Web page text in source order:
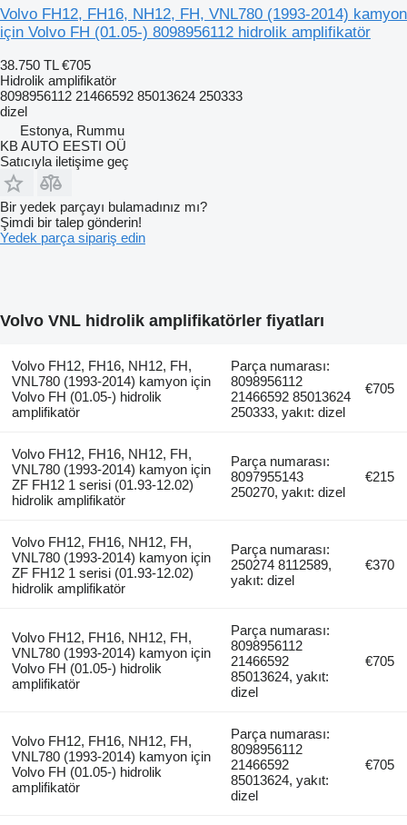
Volvo FH12, FH16, NH12, FH, VNL780 (1993-2014) kamyon
için Volvo FH (01.05-) 8098956112 hidrolik amplifikatör
38.750 TL €705
Hidrolik amplifikatör
8098956112 21466592 85013624 250333
dizel
Estonya, Rummu
KB AUTO EESTI OÜ
Satıcıyla iletişime geç
Bir yedek parçayı bulamadınız mı?
Şimdi bir talep gönderin!
Yedek parça sipariş edin
Volvo VNL hidrolik amplifikatörler fiyatları
Volvo FH12, FH16, NH12, FH,
VNL780 (1993-2014) kamyon için
Volvo FH (01.05-) hidrolik
amplifikatör
Parça numarası:
8098956112
21466592 85013624
250333, yakıt: dizel
€705
Volvo FH12, FH16, NH12, FH,
VNL780 (1993-2014) kamyon için
ZF FH12 1 serisi (01.93-12.02)
hidrolik amplifikatör
Parça numarası:
8097955143
250270, yakıt: dizel
€215
Volvo FH12, FH16, NH12, FH,
VNL780 (1993-2014) kamyon için
ZF FH12 1 serisi (01.93-12.02)
hidrolik amplifikatör
Parça numarası:
250274 8112589,
yakıt: dizel
€370
Volvo FH12, FH16, NH12, FH,
VNL780 (1993-2014) kamyon için
Volvo FH (01.05-) hidrolik
amplifikatör
Parça numarası:
8098956112
21466592
85013624, yakıt:
dizel
€705
Volvo FH12, FH16, NH12, FH,
VNL780 (1993-2014) kamyon için
Volvo FH (01.05-) hidrolik
amplifikatör
Parça numarası:
8098956112
21466592
85013624, yakıt:
dizel
€705